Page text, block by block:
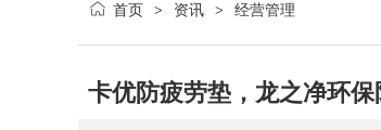
首页 > 资讯 > 经营管理
卡优防疲劳垫，龙之净环